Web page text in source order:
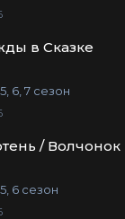
в Сказке
5, 6, 7 сезон
/ Волчонок
5, 6 сезон